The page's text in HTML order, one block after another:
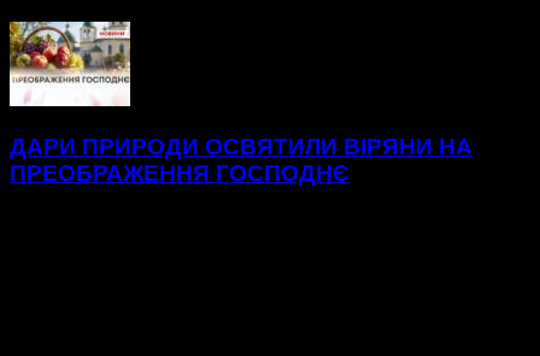
ДАРИ ПРИРОДИ ОСВЯТИЛИ ВІРЯНИ НА
ПРЕОБРАЖЕННЯ ГОСПОДНЄ